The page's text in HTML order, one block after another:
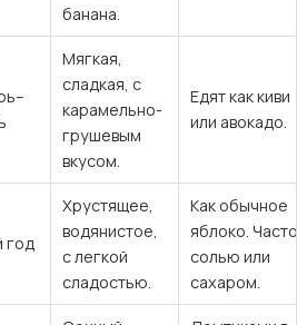
банана.
Мягкая,
сладкая, с
карамельно-
грушевым
вкусом.
Едят как киви
или авокадо.
год
Хрустящее,
водянистое,
с легкой
сладостью.
Как обычное
яблоко.
солью или
сахаром.